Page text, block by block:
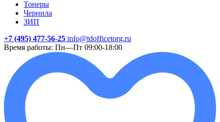
Тонеры
Чернила
ЗИП
+7 (495) 477-56-25 info@tdofficetorg.ru
Время работы: Пн—Пт 09:00-18:00